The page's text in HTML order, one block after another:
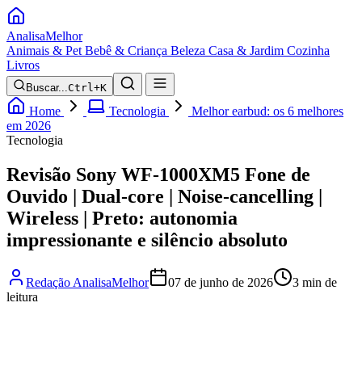
AnalisaMelhor
Animais & Pet Bebê & Criança Beleza Casa & Jardim Cozinha
Livros
Buscar...Ctrl+K
Home Tecnologia
Melhor earbud: os 6 melhores
em 2026
Tecnologia
Revisão Sony WF-1000XM5 Fone de
Ouvido | Dual-core | Noise-cancelling |
Wireless | Preto: autonomia
impressionante e silêncio absoluto
Redação AnalisaMelhor 07 de junho de 2026
3 min de
leitura